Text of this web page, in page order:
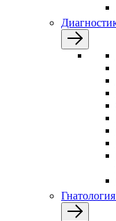
Гнатология